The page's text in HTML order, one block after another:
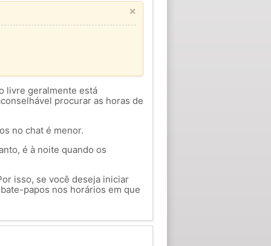
×
livre geralmente está
procurar as horas de
no chat é menor.
é à noite quando os
isso, se você deseja iniciar
papos nos horários em que